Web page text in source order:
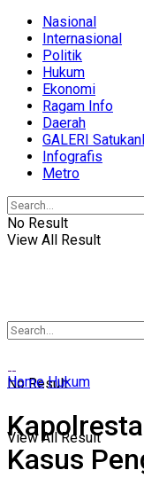
Nasional
Internasional
Politik
Hukum
Ekonomi
Ragam Info
Daerah
GALERI
Infografis
Metro
No Result
View All Result
No Result
View All Result
Home Hukum
Kasus